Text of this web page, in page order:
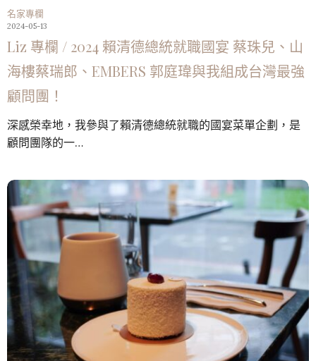
名家專欄
2024-05-13
Liz 專欄 / 2024 賴清德總統就職國宴 蔡珠兒、山
海樓蔡瑞郎、EMBERS 郭庭瑋與我組成台灣最強
顧問團！
深感榮幸地，我參與了賴清德總統就職的國宴菜單企劃，是
顧問團隊的一…